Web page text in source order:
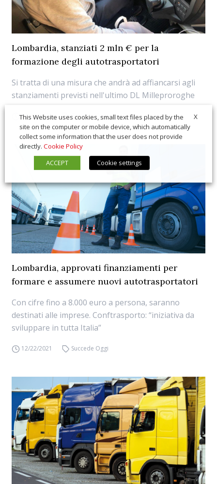
Lombardia, stanziati 2 mln € per la
formazione degli autotrasportatori
Si tratta di una misura che andrà ad affiancarsi agli
stanziamenti previsti nell'ultimo DL Milleproroghe
02/21/2022 Succede Oggi
Lombardia, approvati finanziamenti per
formare e assumere nuovi autotrasportatori
Con cifre fino a 8.000 euro a persona, saranno
destinati alle imprese. Conftrasporto: “iniziativa da
sviluppare in tutta Italia”
12/22/2021 Succede Oggi
X
This Website uses cookies, small text files placed by the
site on the computer or mobile device, which automatically
collect some information that the user does not provide
directly. Cookie Policy
ACCEPT
Cookie settings